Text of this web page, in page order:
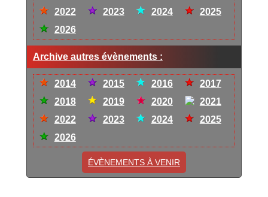
2022
2023 2024
2025
2026
Archive autres évènements :
2014 2015 2016
2017
2018
2019 2020
2021
2022
2023 2024
2025
2026
ÉVÈNEMENTS À VENIR